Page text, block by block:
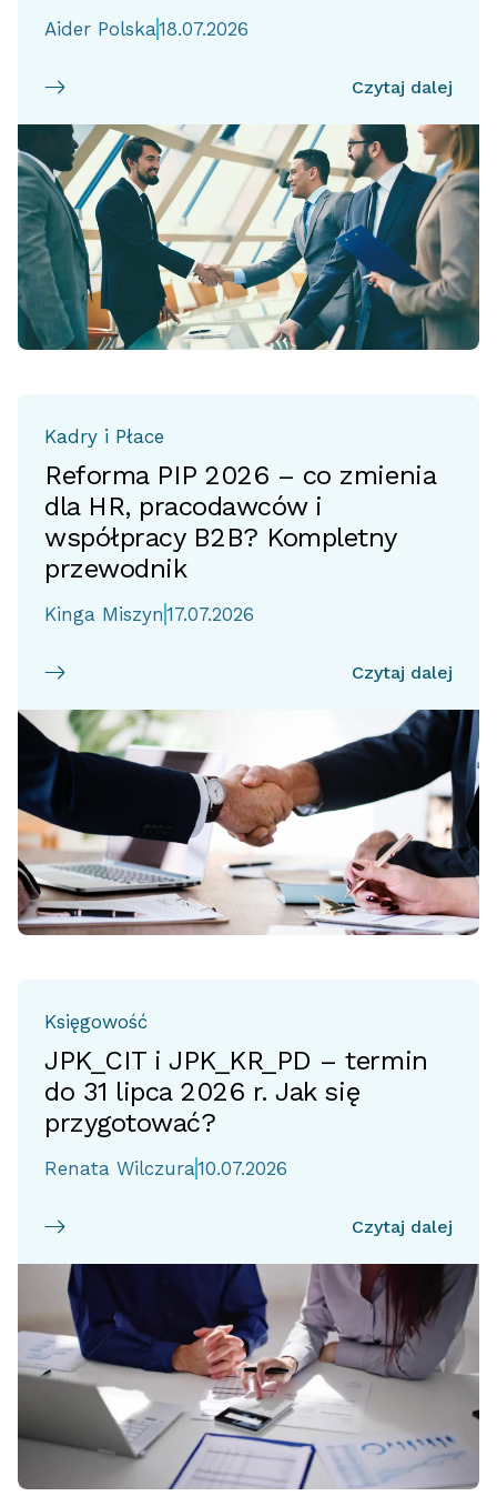
Aider Polska18.07.2026
Czytaj dalej
Kadry i Płace
Reforma PIP 2026 – co zmienia
dla HR, pracodawców i
współpracy B2B? Kompletny
przewodnik
Kinga Miszyn 17.07.2026
Czytaj dalej
Księgowość
JPK_CIT i JPK_KR_PD – termin
do 31 lipca 2026 r. Jak się
przygotować?
Renata Wilczura10.07.2026
Czytaj dalej